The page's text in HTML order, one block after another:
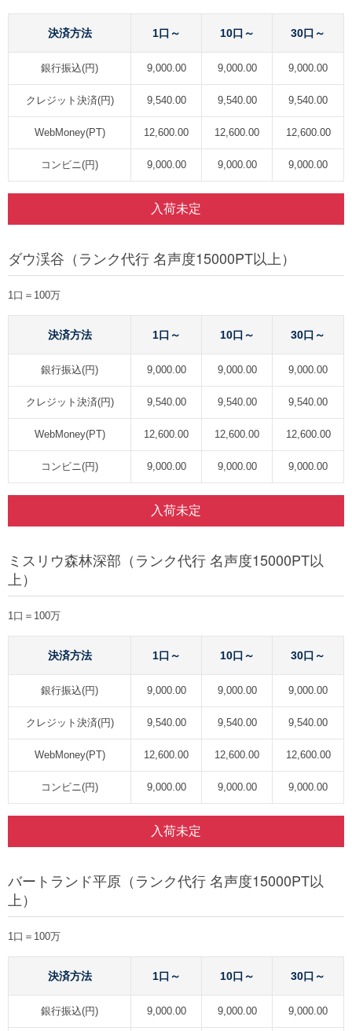
決済方法 1口～ 10口～ 30口～
銀行振込(円) 9,000.00 9,000.00 9,000.00
クレジット決済(円) 9,540.00 9,540.00 9,540.00
WebMoney(PT) 12,600.00 12,600.00 12,600.00
コンビニ(円) 9,000.00 9,000.00 9,000.00
入荷未定
ダウ渓谷（ランク代行 名声度15000PT以上）
1口＝100万
決済方法 1口～ 10口～ 30口～
銀行振込(円) 9,000.00 9,000.00 9,000.00
クレジット決済(円) 9,540.00 9,540.00 9,540.00
WebMoney(PT) 12,600.00 12,600.00 12,600.00
コンビニ(円) 9,000.00 9,000.00 9,000.00
入荷未定
ミスリウ森林深部（ランク代行 名声度15000PT以
上）
1口＝100万
決済方法 1口～ 10口～ 30口～
銀行振込(円) 9,000.00 9,000.00 9,000.00
クレジット決済(円) 9,540.00 9,540.00 9,540.00
WebMoney(PT) 12,600.00 12,600.00 12,600.00
コンビニ(円) 9,000.00 9,000.00 9,000.00
入荷未定
バートランド平原（ランク代行 名声度15000PT以
上）
1口＝100万
決済方法 1口～ 10口～ 30口～
銀行振込(円) 9,000.00 9,000.00 9,000.00